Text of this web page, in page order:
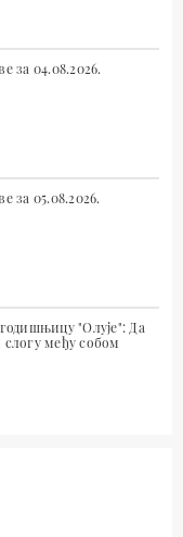
за 04.08.2026.
за 05.08.2026.
"Олује": Да
међу собом